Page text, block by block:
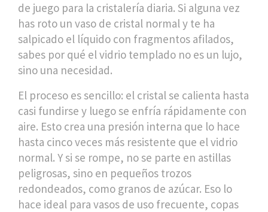
de juego para la cristalería diaria. Si alguna vez
has roto un vaso de cristal normal y te ha
salpicado el líquido con fragmentos afilados,
sabes por qué el vidrio templado no es un lujo,
sino una necesidad.
El proceso es sencillo: el cristal se calienta hasta
casi fundirse y luego se enfría rápidamente con
aire. Esto crea una presión interna que lo hace
hasta cinco veces más resistente que el vidrio
normal. Y si se rompe, no se parte en astillas
peligrosas, sino en pequeños trozos
redondeados, como granos de azúcar. Eso lo
hace ideal para vasos de uso frecuente, copas